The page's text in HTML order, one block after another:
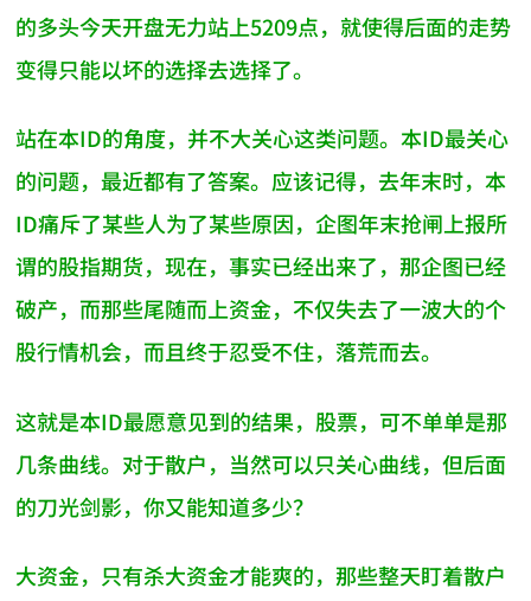
的多头今天开盘无力站上5209点，就使得后面的走势
变得只能以坏的选择去选择了。
站在本ID的角度，并不大关心这类问题。本ID最关心
的问题，最近都有了答案。应该记得，去年末时，本
ID痛斥了某些人为了某些原因，企图年末抢闸上报所
谓的股指期货，现在，事实已经出来了，那企图已经
破产，而那些尾随而上资金，不仅失去了一波大的个
股行情机会，而且终于忍受不住，落荒而去。
这就是本ID最愿意见到的结果，股票，可不单单是那
几条曲线。对于散户，当然可以只关心曲线，但后面
的刀光剑影，你又能知道多少？
大资金，只有杀大资金才能爽的，那些整天盯着散户